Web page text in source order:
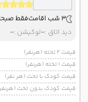
3 شب اقامت فقط
دید اتاق :-لوکیشن :-
قیمت 2 تخته (هرنفر)
قیمت 1 تخته (هرنفر)
قیمت کودک با تخت (هر نفر)
قیمت کودک بدون تخت